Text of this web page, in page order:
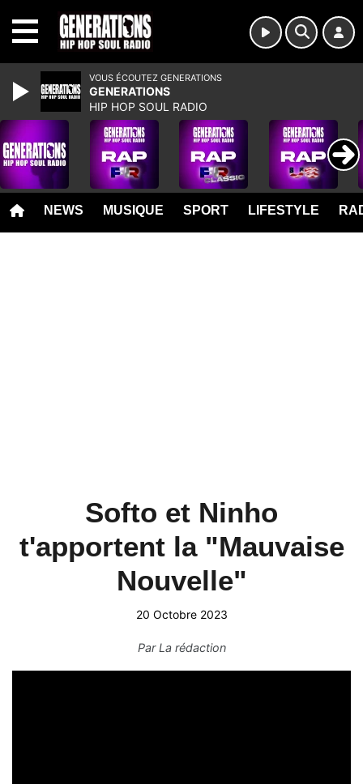
NEWS MUSIQUE SPORT LIFESTYLE
Softo et Ninho
t'apportent la "Mauvaise
Nouvelle"
20 Octobre 2023
ParLa rédaction
VOUS ÉCOUTEZ GENERATIONS
GENERATIONS
HIP HOP SOUL RADIO